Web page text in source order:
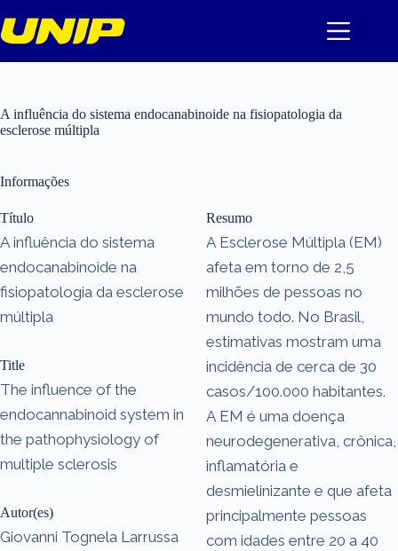
para
o
A influência do sistema endocanabinoide na fisiopatologia da
esclerose múltipla
Informações
Título
A influência do sistema
endocanabinoide na
fisiopatologia da esclerose
múltipla
Title
The influence of the
endocannabinoid system in
the pathophysiology of
multiple sclerosis
Autor(es)
Giovanni Tognela Larrussa
Resumo
A Esclerose Múltipla (EM)
afeta em torno de 2,5
milhões de pessoas no
mundo todo. No Brasil,
estimativas mostram uma
incidência de cerca de 30
casos/100.000 habitantes.
A EM é uma doença
neurodegenerativa, crônica,
inflamatória e
desmielinizante e que afeta
principalmente pessoas
com idades entre 20 a 40